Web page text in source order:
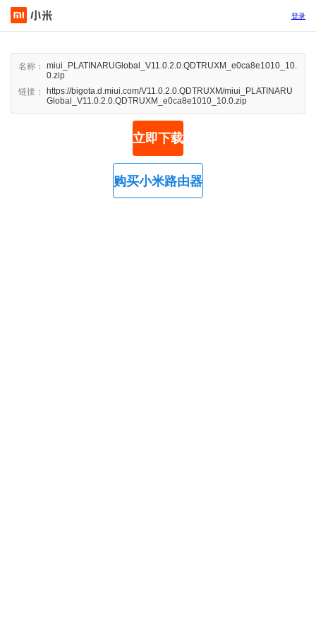
登录
名称：
miui_PLATINARUGlobal_V11.0.2.0.QDTRUXM_e0ca8e1010_10.
0.zip
链接：
https://bigota.d.miui.com/V11.0.2.0.QDTRUXM/miui_PLATINARU
Global_V11.0.2.0.QDTRUXM_e0ca8e1010_10.0.zip
立即下载
购买小米路由器